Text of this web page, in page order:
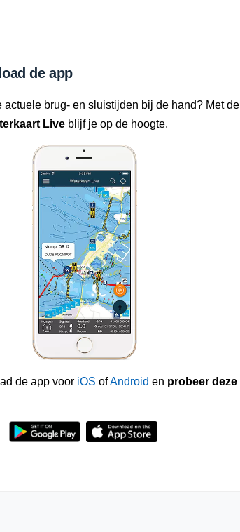
de app
actuele brug- en sluistijden bij de hand? Met de
Live blijf je op de hoogte.
de app voor iOS ofAndroid en probeer deze